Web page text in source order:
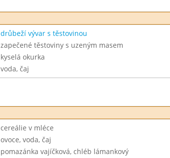
drůbeží vývar s těstovinou
zapečené těstoviny s uzeným masem
kyselá okurka
voda, čaj
cereálie v mléce
ovoce, voda, čaj
pomazánka vajíčková, chléb lámankový